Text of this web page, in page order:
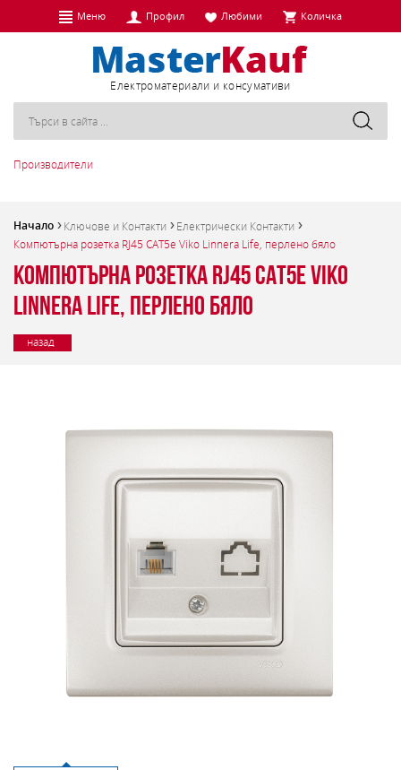
Меню Профил Любими Количка
Eлектроматериали и консумативи
Производители
Начало Ключове и Контакти
Електрически Контакти
Компютърна розетка RJ45 CAT5e Viko Linnera Life, перлено бяло
Компютърна розетка RJ45 CAT5e Viko
Linnera Life, перлено бяло
назад